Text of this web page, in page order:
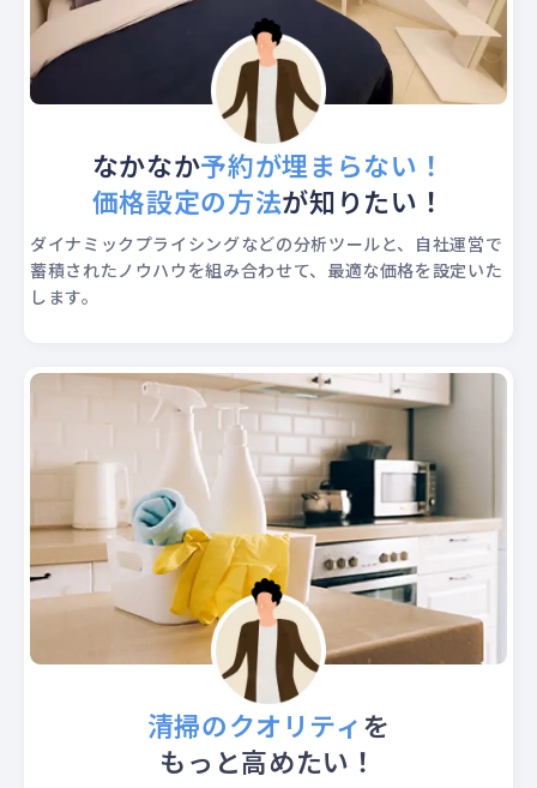
なかなか予約が埋まらない！
価格設定の方法が知りたい！
ダイナミックプライシングなどの分析ツールと、自社運営で
蓄積されたノウハウを組み合わせて、最適な価格を設定いた
します。
清掃のクオリティを
もっと高めたい！